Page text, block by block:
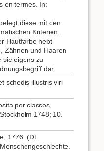
en termes. In:
diese mit den
Kriterien.
Hautfarbe hebt
Zähnen und Haaren
sie eigens zu
dar.
schedis illustris viri
per classes,
1748; 10.
1776. (Dt.: